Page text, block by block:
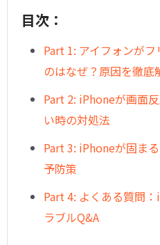
目次：
Part 1: アイフォンが
のはなぜ？原因を徹底
Part 2: iPhoneが画面
い時の対処法
Part 3: iPhoneが固ま
予防策
Part 4: よくある質問
ラブルQ&A